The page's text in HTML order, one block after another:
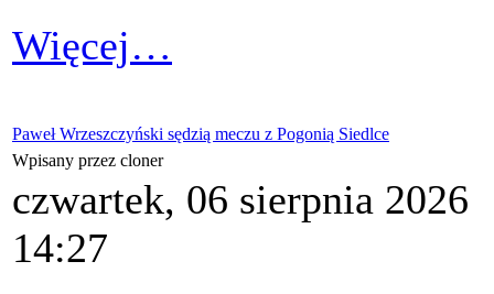
Więcej…
Paweł Wrzeszczyński sędzią meczu z Pogonią Siedlce
Wpisany przez cloner
czwartek, 06 sierpnia 2026
14:27